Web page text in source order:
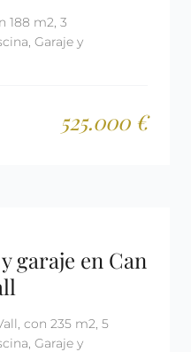
188 m2, 3
Garaje y
525.000 €
garaje en Can
con 235 m2, 5
Garaje y